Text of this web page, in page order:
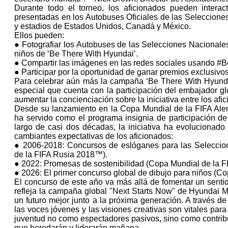
Durante todo el torneo, los aficionados pueden
presentadas en los Autobuses Oficiales de las
y estadios de Estados Unidos, Canadá y México.
Ellos pueden:
● Fotografiar los Autobuses de las Selecciones
niños de ‘Be There With Hyundai’.
● Compartir las imágenes en las redes sociales usando
● Participar por la oportunidad de ganar premios
Para celebrar aún más la campaña ‘Be There With
especial que cuenta con la participación del embajador
aumentar la concienciación sobre la iniciativa entre los
Desde su lanzamiento en la Copa Mundial de la FIFA
ha servido como el programa insignia de participación
largo de casi dos décadas, la iniciativa ha
cambiantes expectativas de los aficionados:
● 2006-2018: Concursos de eslóganes para las
de la FIFA Rusia 2018™).
● 2022: Promesas de sostenibilidad (Copa Mundial de la
● 2026: El primer concurso global de dibujo para niños
El concurso de este año va más allá de fomentar un
refleja la campaña global "Next Starts Now" de Hyundai
un futuro mejor junto a la próxima generación. A través
las voces jóvenes y las visiones creativas son vitales
juventud no como espectadores pasivos, sino como